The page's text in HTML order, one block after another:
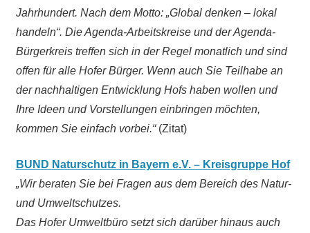
Jahrhundert. Nach dem Motto: „Global denken – lokal
handeln“. Die Agenda-Arbeitskreise und der Agenda-
Bürgerkreis treffen sich in der Regel monatlich und sind
offen für alle Hofer Bürger. Wenn auch Sie Teilhabe an
der nachhaltigen Entwicklung Hofs haben wollen und
Ihre Ideen und Vorstellungen einbringen möchten,
kommen Sie einfach vorbei.“(Zitat)
BUND Naturschutz in Bayern e.V. – Kreisgruppe Hof
„Wir beraten Sie bei Fragen aus dem Bereich des Natur-
und Umweltschutzes.
Das Hofer Umweltbüro setzt sich darüber hinaus auch